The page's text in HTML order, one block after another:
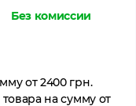
Без комиссии
от 2400 грн.
товара на сумму от